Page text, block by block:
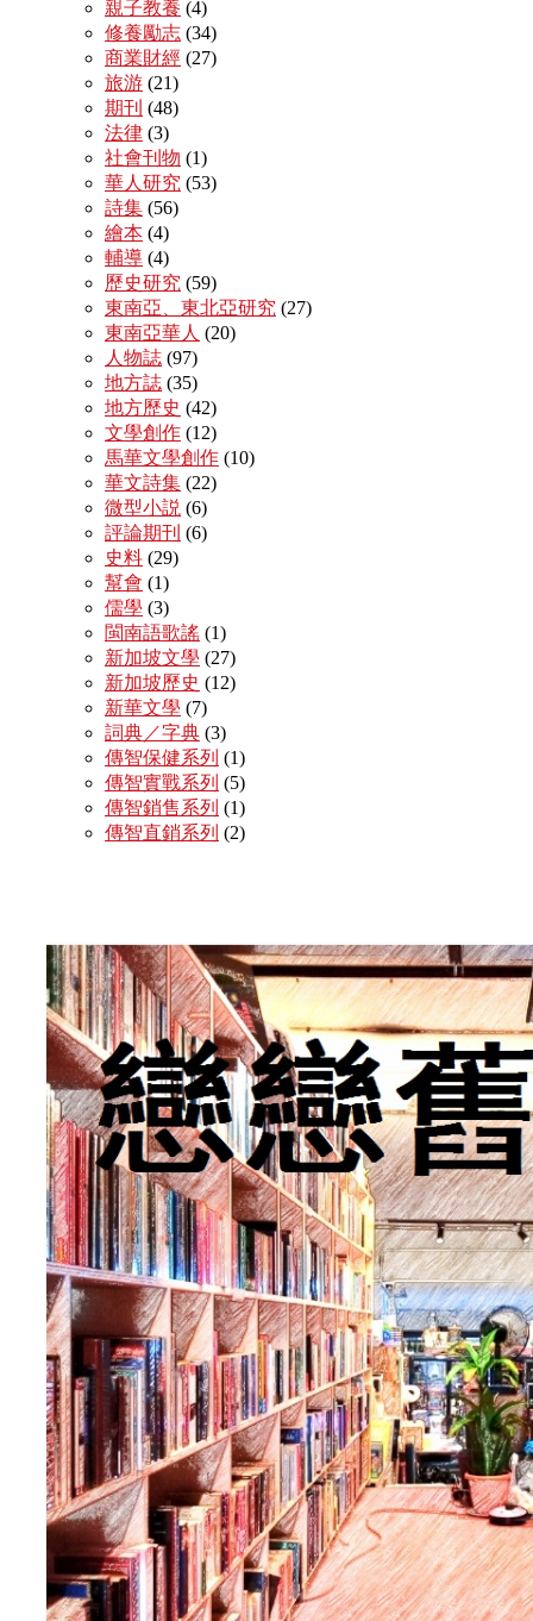
親子教養 (4)
修養勵志 (34)
商業財經 (27)
旅游 (21)
期刊 (48)
法律 (3)
社會刊物 (1)
華人研究 (53)
詩集 (56)
繪本 (4)
輔導 (4)
歷史研究 (59)
東南亞、東北亞研究 (27)
東南亞華人 (20)
人物誌 (97)
地方誌 (35)
地方歷史 (42)
文學創作 (12)
馬華文學創作 (10)
華文詩集 (22)
微型小説 (6)
評論期刊 (6)
史料 (29)
幫會 (1)
儒學 (3)
閩南語歌謠 (1)
新加坡文學 (27)
新加坡歷史 (12)
新華文學 (7)
詞典／字典 (3)
傳智保健系列 (1)
傳智實戰系列 (5)
傳智銷售系列 (1)
傳智直銷系列 (2)